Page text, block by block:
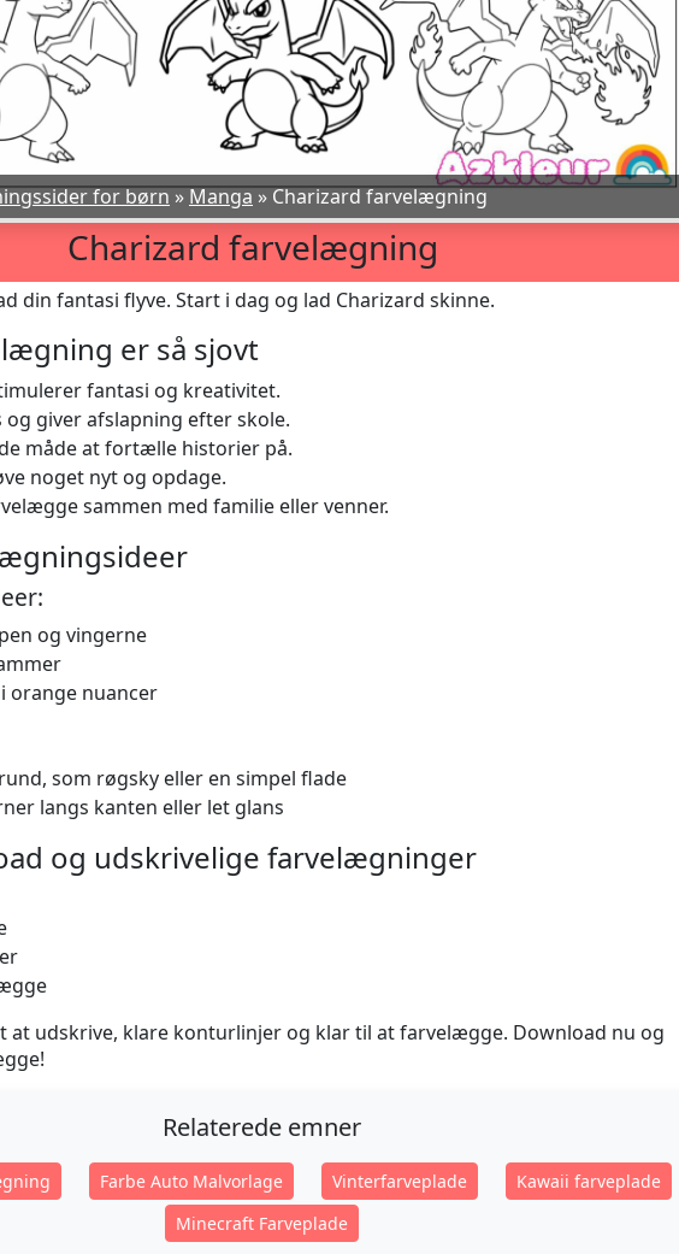
for børn»Manga»Charizard farvelægning
Charizard farvelægning
din fantasi flyve. Start i dag og lad Charizard skinne.
er så sjovt
fantasi og kreativitet.
og giver afslapning efter skole.
måde at fortælle historier på.
noget nyt og opdage.
sammen med familie eller venner.
og vingerne
orange nuancer
som røgsky eller en simpel flade
langs kanten eller let glans
og udskrivelige farvelægninger
at udskrive, klare konturlinjer og klar til at farvelægge. Download nu og
Relaterede emner
Farbe Auto Malvorlage Vinterfarveplade
Kawaii farveplade
Minecraft Farveplade